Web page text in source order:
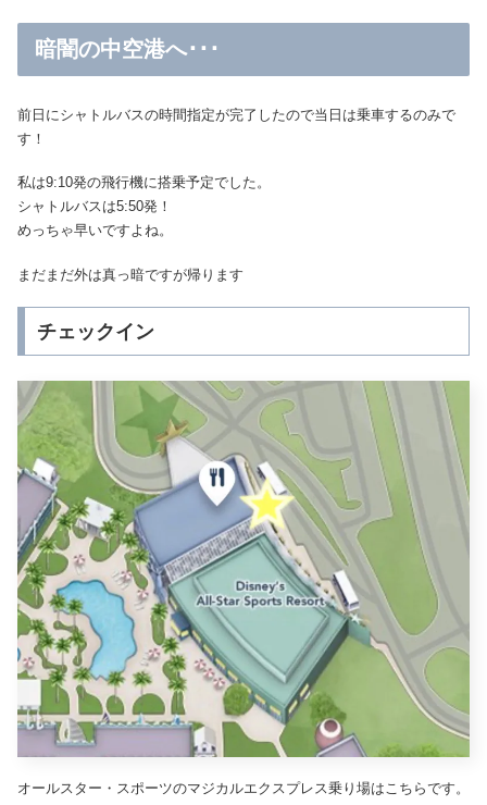
暗闇の中空港へ･･･
前日にシャトルバスの時間指定が完了したので当日は乗車するのみで
す！
私は9:10発の飛行機に搭乗予定でした。
シャトルバスは5:50発！
めっちゃ早いですよね。
まだまだ外は真っ暗ですが帰ります
チェックイン
オールスター・スポーツのマジカルエクスプレス乗り場はこちらです。